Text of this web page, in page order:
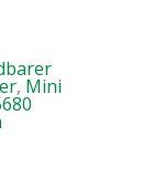
, Mini